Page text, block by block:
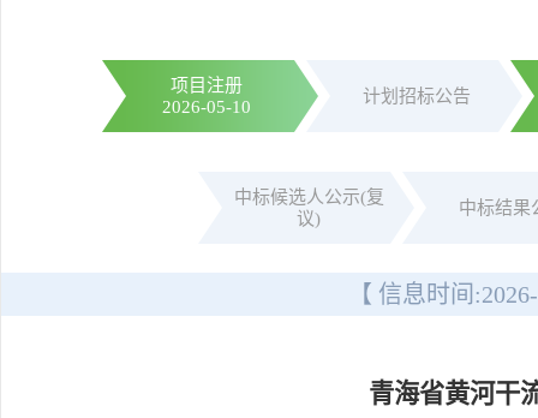
项目注册
2026-05-10
计划招标公告
中标候选人公示(复
议)
中标结果
【 信息时间:
青海省黄河干